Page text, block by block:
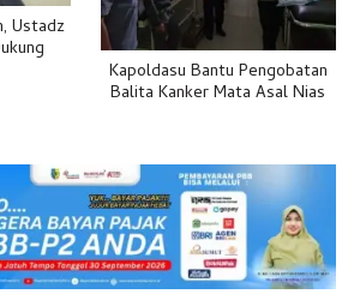
Ustadz
Kapoldasu Bantu Pengobatan
Balita Kanker Mata Asal Nias